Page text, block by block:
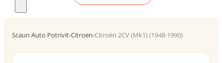
Scaun Auto Potrivit›Citroen›Citroën 2CV (Mk1) (1948-1990)